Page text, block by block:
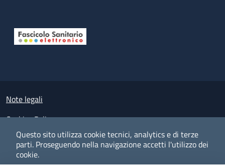
Questo sito utilizza cookie tecnici, analytics e di terze
parti. Proseguendo nella navigazione accetti l'utilizzo dei
cookie.
Small prints
Note legali
Cookies Policy
Policy privacy e protezione del dato personale
Albo pretorio on-line